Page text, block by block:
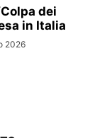
dei
in Italia
2026